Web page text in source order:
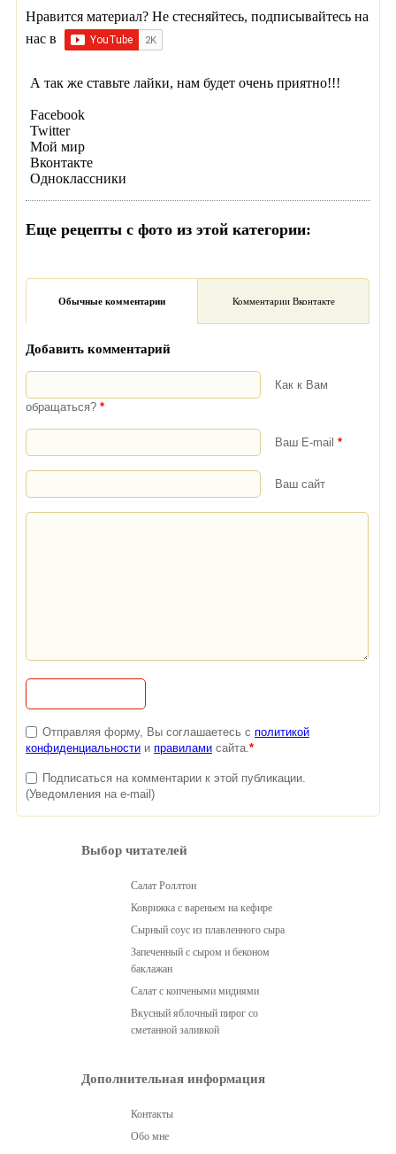
Нравится материал? Не стесняйтесь, подписывайтесь на
нас в
А так же ставьте лайки, нам будет очень приятно!!!
Facebook
Twitter
Мой мир
Вконтакте
Одноклассники
Еще рецепты с фото из этой категории:
Обычные комментарии Комментарии Вконтакте
Добавить комментарий
Как к Вам
обращаться? *
Ваш E-mail *
Ваш сайт
Отправляя форму, Вы соглашаетесь с политикой
конфиденциальности и правилами сайта. *
Подписаться на комментарии к этой публикации.
(Уведомления на e-mail)
Выбор читателей
Салат Роллтон
Коврижка с вареньем на кефире
Сырный соус из плавленного сыра
Запеченный с сыром и беконом
баклажан
Салат с копчеными мидиями
Вкусный яблочный пирог со
сметанной заливкой
Дополнительная информация
Контакты
Обо мне